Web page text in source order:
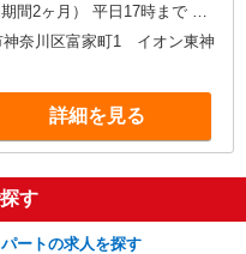
平日17時まで 時
20時まで 時給1,360円 平日20
・祝17時まで 時給1,275円
時給1,360円 日・祝20時〜 時
験による
神奈川区富家町1 イオン東神
詳細を見る
す
ートの求人を探す